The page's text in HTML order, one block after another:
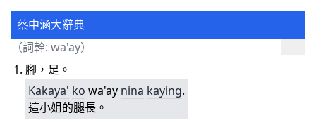
蔡中涵大辭典
（詞幹: wa'ay）
腳，足。
Kakaya' ko wa'ay nina kaying.
這小姐的腿長。